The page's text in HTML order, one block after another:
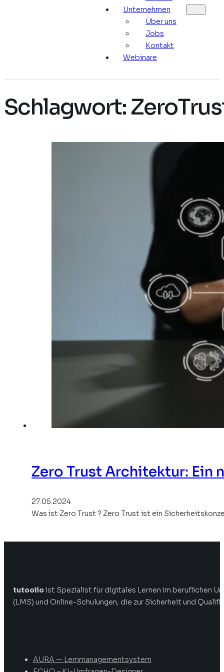
Unternehmen
Über uns
Jobs
Kontakt
Webinare
Schlagwort:
Zero Trust Architektur: Ein
27.05.2024
Was ist Zero Trust ? Zero Trust ist ein
tutoolioist Spezialist für digitales Lernen im beruflichen
(LMS) und Online-Schulungen, die zur Sicherheit und
AURA — Lernmanagementsystem